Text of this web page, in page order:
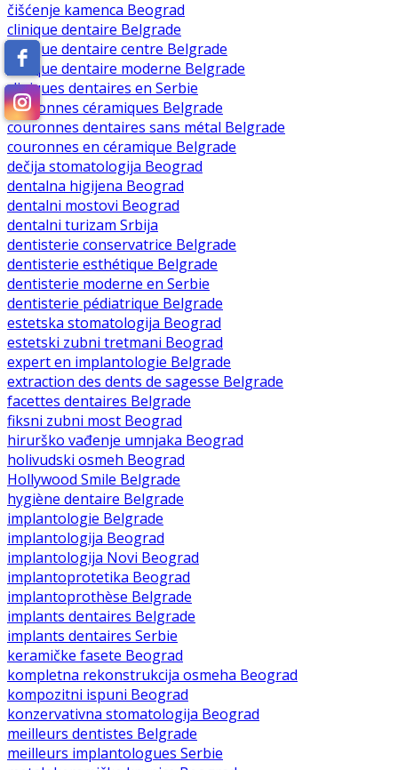
čišćenje kamenca Beograd
clinique dentaire Belgrade
clinique dentaire centre Belgrade
clinique dentaire moderne Belgrade
cliniques dentaires en Serbie
couronnes céramiques Belgrade
couronnes dentaires sans métal Belgrade
couronnes en céramique Belgrade
dečija stomatologija Beograd
dentalna higijena Beograd
dentalni mostovi Beograd
dentalni turizam Srbija
dentisterie conservatrice Belgrade
dentisterie esthétique Belgrade
dentisterie moderne en Serbie
dentisterie pédiatrique Belgrade
estetska stomatologija Beograd
estetski zubni tretmani Beograd
expert en implantologie Belgrade
extraction des dents de sagesse Belgrade
facettes dentaires Belgrade
fiksni zubni most Beograd
hirurško vađenje umnjaka Beograd
holivudski osmeh Beograd
Hollywood Smile Belgrade
hygiène dentaire Belgrade
implantologie Belgrade
implantologija Beograd
implantologija Novi Beograd
implantoprotetika Beograd
implantoprothèse Belgrade
implants dentaires Belgrade
implants dentaires Serbie
keramičke fasete Beograd
kompletna rekonstrukcija osmeha Beograd
kompozitni ispuni Beograd
konzervativna stomatologija Beograd
meilleurs dentistes Belgrade
meilleurs implantologues Serbie